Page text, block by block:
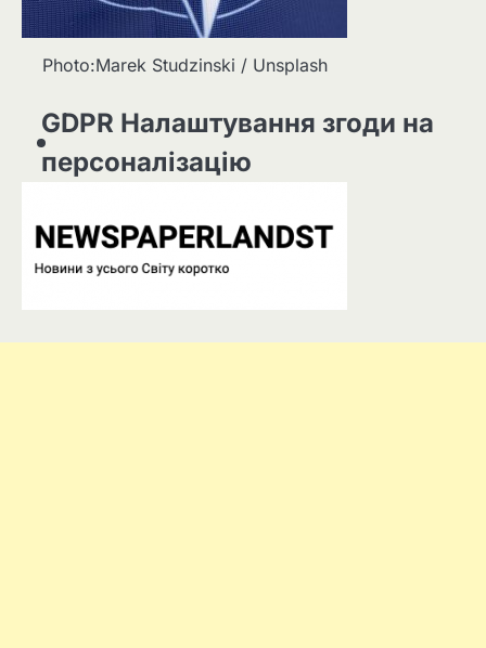
Photo:Marek Studzinski / Unsplash
GDPR Налаштування згоди на
персоналізацію